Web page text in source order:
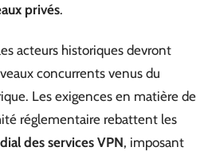
privés.
acteurs historiques devront
concurrents venus du
Les exigences en matière de
réglementaire rebattent les
des services VPN, imposant